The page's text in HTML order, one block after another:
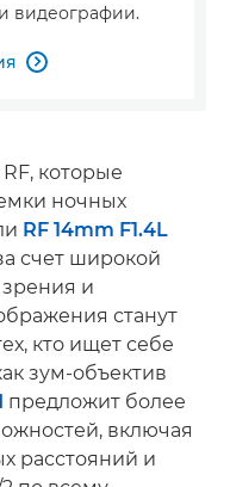
видеографии.

которые
ночных
RF 14mm F1.4L
счет широкой
и
станут
кто ищет себе
зум-объектив
предложит более
включая
расстояний и